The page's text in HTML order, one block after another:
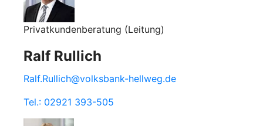
Privatkundenberatung (Leitung)
Ralf Rullich
Ralf.Rullich@volksbank-hellweg.de
Tel.: 02921 393-505